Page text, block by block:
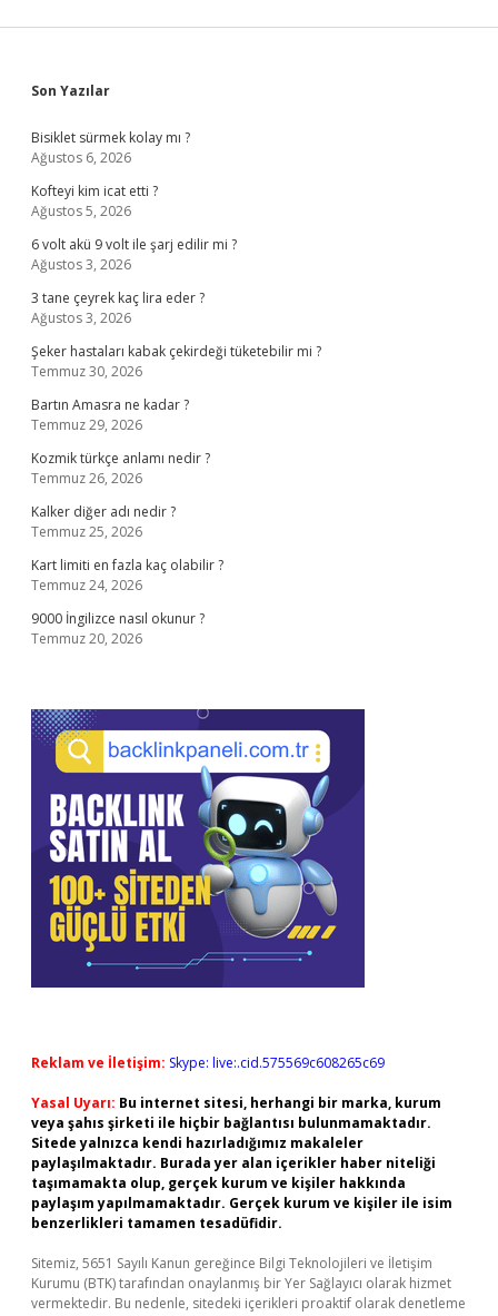
Sidebar
Son Yazılar
Bisiklet sürmek kolay mı ?
Ağustos 6, 2026
Kofteyi kim icat etti ?
Ağustos 5, 2026
6 volt akü 9 volt ile şarj edilir mi ?
Ağustos 3, 2026
3 tane çeyrek kaç lira eder ?
Ağustos 3, 2026
Şeker hastaları kabak çekirdeği tüketebilir mi ?
Temmuz 30, 2026
Bartın Amasra ne kadar ?
Temmuz 29, 2026
Kozmik türkçe anlamı nedir ?
Temmuz 26, 2026
Kalker diğer adı nedir ?
Temmuz 25, 2026
Kart limiti en fazla kaç olabilir ?
Temmuz 24, 2026
9000 İngilizce nasıl okunur ?
Temmuz 20, 2026
Reklam ve İletişim: Skype: live:.cid.575569c608265c69
Yasal Uyarı: Bu internet sitesi, herhangi bir marka, kurum
veya şahıs şirketi ile hiçbir bağlantısı bulunmamaktadır.
Sitede yalnızca kendi hazırladığımız makaleler
paylaşılmaktadır. Burada yer alan içerikler haber niteliği
taşımamakta olup, gerçek kurum ve kişiler hakkında
paylaşım yapılmamaktadır. Gerçek kurum ve kişiler ile isim
benzerlikleri tamamen tesadüfidir.
Sitemiz, 5651 Sayılı Kanun gereğince Bilgi Teknolojileri ve İletişim
Kurumu (BTK) tarafından onaylanmış bir Yer Sağlayıcı olarak hizmet
vermektedir. Bu nedenle, sitedeki içerikleri proaktif olarak denetleme